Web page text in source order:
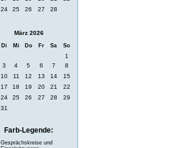
24 25 26 27 28
März 2026
Di Mi Do Fr Sa So
1
3 4 5 6 7
8
10 11 12 13 14
15
17 18 19 20 21
22
24 25 26 27 28
29
31
Farb-Legende:
Gesprächskreise und